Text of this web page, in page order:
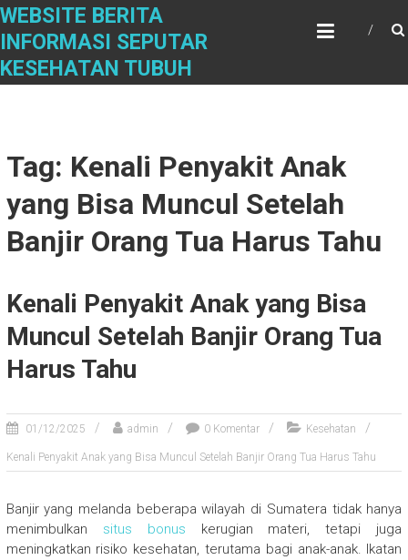
Skip
content
WEBSITE BERITA
INFORMASI SEPUTAR
KESEHATAN TUBUH
Tag: Kenali Penyakit Anak
yang Bisa Muncul Setelah
Banjir Orang Tua Harus Tahu
Kenali Penyakit Anak yang Bisa
Muncul Setelah Banjir Orang Tua
Harus Tahu
01/12/2025 admin 0 Komentar Kesehatan
Kenali Penyakit Anak yang Bisa Muncul Setelah Banjir Orang Tua Harus Tahu
Banjir yang melanda beberapa wilayah di Sumatera tidak hanya
menimbulkan situs bonus kerugian materi, tetapi juga
meningkatkan risiko kesehatan, terutama bagi anak-anak. Ikatan